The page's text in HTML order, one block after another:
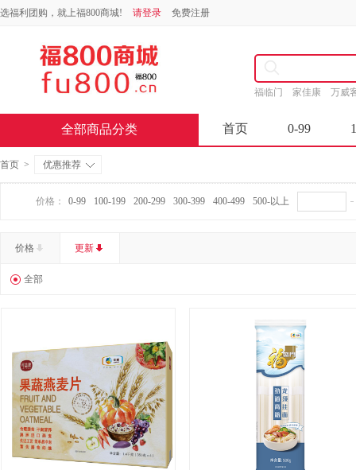
选福利团购，就上福800商城! 请登录 免费注册
福临门 家佳康 万威
全部商品分类 首页 0-99
首页 > 优惠推荐
价格： 0-99 100-199 200-299 300-399 400-499 500-以上
价格 更新
全部